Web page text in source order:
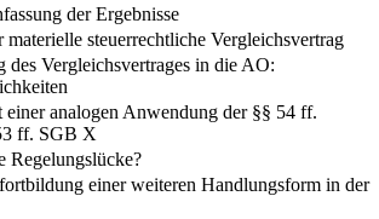
der Ergebnisse
steuerrechtliche Vergleichsvertrag
des Vergleichsvertrages in die AO:
analogen Anwendung der §§ 54 ff.
ff. SGB X
Regelungslücke?
einer weiteren Handlungsform in der